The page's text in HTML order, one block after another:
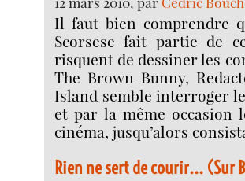
Il faut bien comprendre
Scorsese fait partie de
risquent de dessiner les
The Brown Bunny,
Island semble interroger
et par la même occasion
cinéma, jusqu’alors
Rien ne sert de courir... (Sur